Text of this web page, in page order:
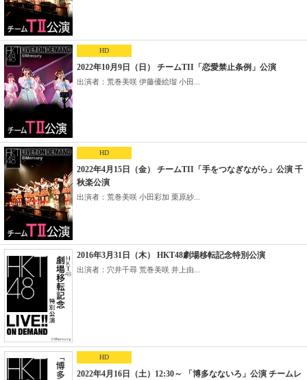
HD
2022年10月9日（日） チームTII「恋愛禁止条例」公演
出演者：荒巻美咲 伊藤優絵瑠 小田...
HD
2022年4月15日（金） チームTII「手をつなぎながら」公演 千
秋楽公演
出演者：荒巻美咲 小田彩加 栗原紗...
2016年3月31日（木） HKT48劇場移転記念特別公演
出演者：穴井千尋 荒巻美咲 井上由...
HD
2022年4月16日（土）12:30～ 「博多なないろ」公演 チームレ